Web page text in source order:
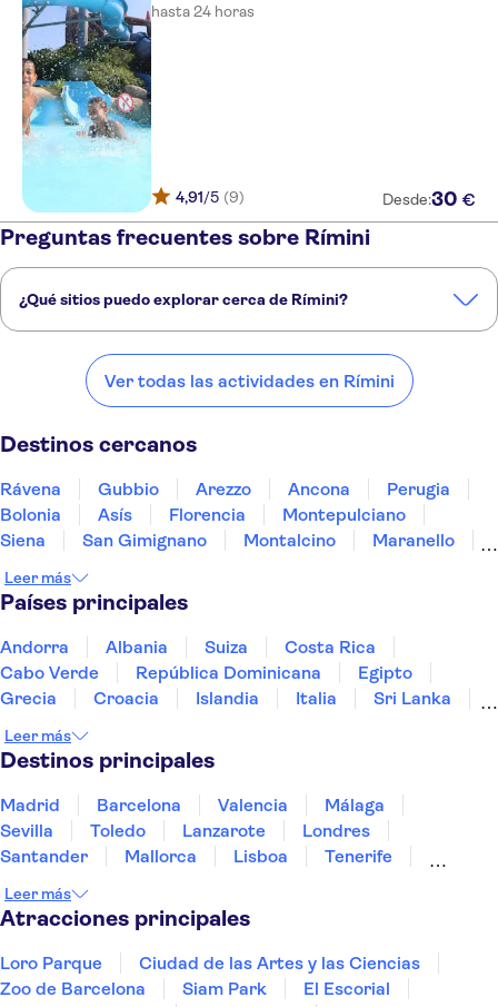
hasta 24 horas
4,91/5 (9) Desde:30 €
Preguntas frecuentes sobre Rímini
¿Qué sitios puedo explorar cerca de Rímini?
Gubbio
Ver todas las actividades en Rímini
Destinos cercanos
Rávena Gubbio Arezzo Ancona
Perugia
Bolonia
Asís Florencia
Montepulciano
Siena
San Gimignano Montalcino
Maranello
Leer más
Países principales
Andorra Albania Suiza
Costa Rica
Cabo Verde
República Dominicana
Egipto
Grecia
Croacia Islandia Italia
Sri Lanka
Portugal
Tailandia
Leer más
Destinos principales
Madrid Barcelona Valencia
Málaga
Sevilla
Toledo Lanzarote
Londres
Santander
Mallorca Lisboa
Tenerife
Bilbao
Menorca Granada
Leer más
Atracciones principales
Loro Parque
Ciudad de las Artes y las Ciencias
Zoo de Barcelona
Siam Park
El Escorial